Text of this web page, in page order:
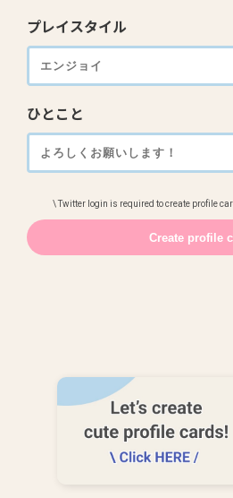
プレイスタイル
ひとこと
\ Twitter login is required to create profile